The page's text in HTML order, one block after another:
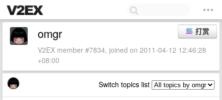
打赏
omgr
V2EX member #7834, joined on 2011-04-12 12:46:28
+08:00
Switch topics list